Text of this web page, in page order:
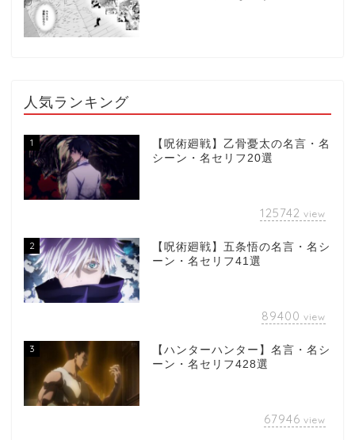
人気ランキング
1
【呪術廻戦】乙骨憂太の名言・名
シーン・名セリフ20選
125742 view
2
【呪術廻戦】五条悟の名言・名シ
ーン・名セリフ41選
89400 view
3
【ハンターハンター】名言・名シ
ーン・名セリフ428選
67946 view